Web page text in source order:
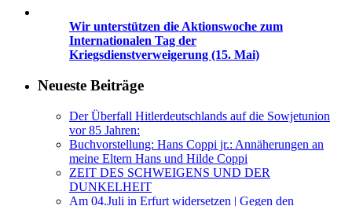
Wir unterstützen die Aktionswoche zum
Internationalen Tag der
Kriegsdienstverweigerung (15. Mai)
Neueste Beiträge
Der Überfall Hitlerdeutschlands auf die Sowjetunion
vor 85 Jahren:
Buchvorstellung: Hans Coppi jr.: Annäherungen an
meine Eltern Hans und Hilde Coppi
ZEIT DES SCHWEIGENS UND DER
DUNKELHEIT
Am 04.Juli in Erfurt widersetzen | Gegen den